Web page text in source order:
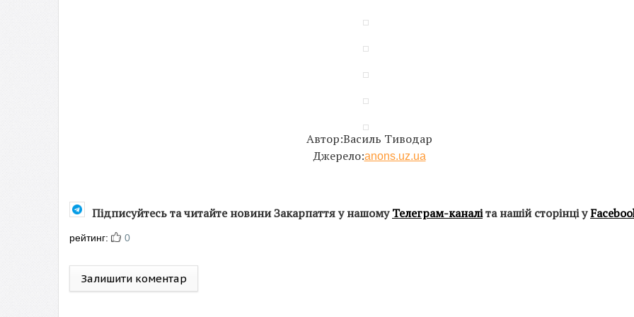
Автор:Василь Тиводар
Джерело:anons.uz.ua
Підписуйтесь та читайте новини Закарпаття у нашомуТелеграм-каналіта нашій сторінці у
рейтинг: 0
Залишити коментар